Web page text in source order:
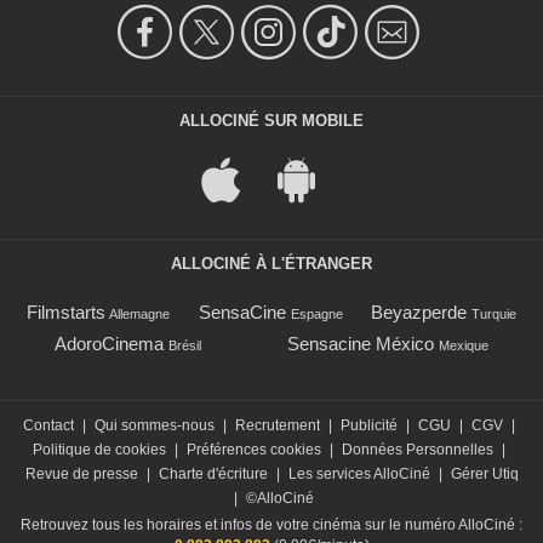
ALLOCINÉ SUR MOBILE
ALLOCINÉ À L'ÉTRANGER
Filmstarts Allemagne SensaCine Espagne Beyazperde Turquie
AdoroCinema Brésil Sensacine México Mexique
Contact Qui sommes-nous Recrutement Publicité CGU CGV
Politique de cookies
Préférences cookies Données Personnelles
Revue de presse
Charte d'écriture Les services AlloCiné
Gérer Utiq
©AlloCiné
Retrouvez tous les horaires et infos de votre cinéma sur le numéro AlloCiné :